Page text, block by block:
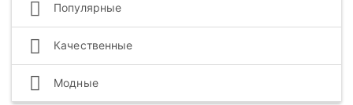
Популярные
Качественные
Модные